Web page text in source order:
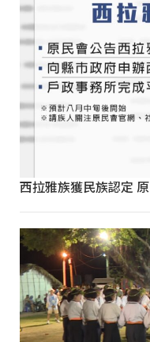
西拉雅族獲民族認定